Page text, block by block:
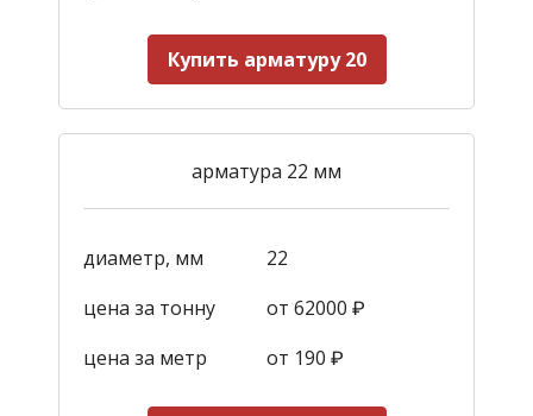
Купить арматуру 20
арматура 22 мм
диаметр, мм
22
цена за тонну
от 62000 ₽
цена за метр
от 190 ₽